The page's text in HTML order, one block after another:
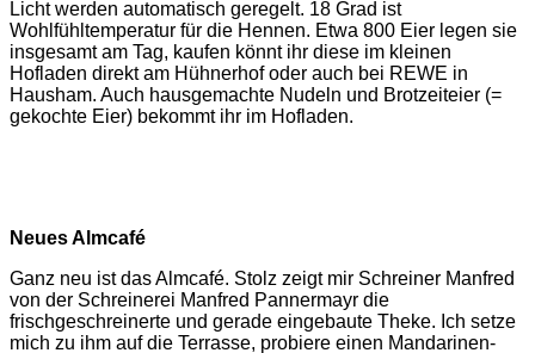
Licht werden automatisch geregelt. 18 Grad ist
Wohlfühltemperatur für die Hennen. Etwa 800 Eier legen sie
insgesamt am Tag, kaufen könnt ihr diese im kleinen
Hofladen direkt am Hühnerhof oder auch bei REWE in
Hausham. Auch hausgemachte Nudeln und Brotzeiteier (=
gekochte Eier) bekommt ihr im Hofladen.
Neues Almcafé
Ganz neu ist das Almcafé. Stolz zeigt mir Schreiner Manfred
von der Schreinerei Manfred Pannermayr die
frischgeschreinerte und gerade eingebaute Theke. Ich setze
mich zu ihm auf die Terrasse, probiere einen Mandarinen-